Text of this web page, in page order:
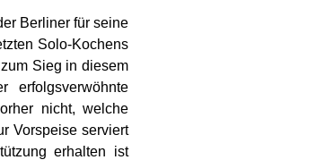
Berliner für seine
Solo-Kochens
Sieg in diesem
erfolgsverwöhnte
nicht, welche
Vorspeise serviert
erhalten ist